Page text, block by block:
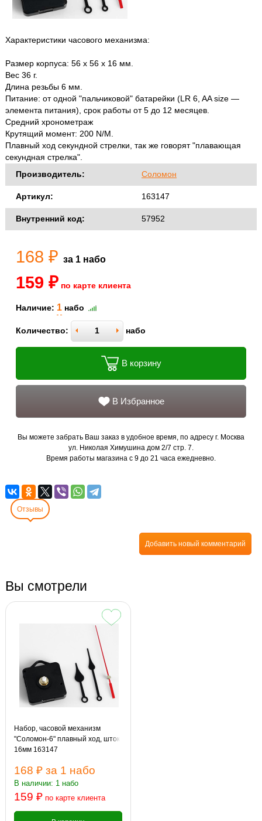
Характеристики часового механизма:
Размер корпуса: 56 х 56 х 16 мм.
Вес 36 г.
Длина резьбы 6 мм.
Питание: от одной "пальчиковой" батарейки (LR 6, AA size —
элемента питания), срок работы от 5 до 12 месяцев.
Средний хронометраж
Крутящий момент: 200 N/M.
Плавный ход секундной стрелки, так же говорят "плавающая
секундная стрелка".
Производитель:
Соломон
Артикул: 163147
Внутренний код: 57952
168 ₽ за 1 набо
159 ₽ по карте клиента
Наличие: 1 набо
Количество: набо
В корзину
В Избранное
Вы можете забрать Ваш заказ в удобное время, по адресу г. Москва
ул. Николая Химушина дом 2/7 стр. 7.
Время работы магазина с 9 до 21 часа ежедневно.
Отзывы
Добавить новый комментарий
Вы смотрели
Набор, часовой механизм
"Соломон-6" плавный ход, шток
16мм 163147
168 ₽ за 1 набо
В наличии: 1 набо
159 ₽ по карте клиента